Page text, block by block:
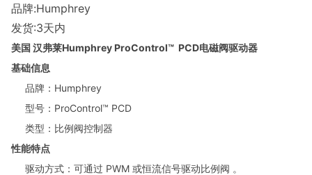
品牌:Humphrey
发货:3天内
美国 汉弗莱Humphrey ProControl™ PCD电磁阀驱动器
基础信息
品牌：Humphrey
型号：ProControl™ PCD
类型：比例阀控制器
性能特点
驱动方式：可通过 PWM 或恒流信号驱动比例阀 。